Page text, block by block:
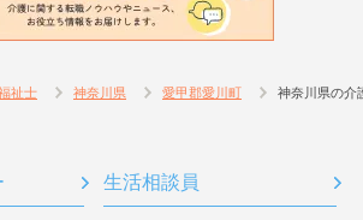
祉士 神奈川県 愛甲郡愛川町 神奈川県の介
生活相談員